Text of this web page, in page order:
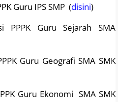
Guru IPS SMP (disini)
PPPK Guru Sejarah SMA
Guru Geografi SMA SMK
Guru Ekonomi SMA SMK